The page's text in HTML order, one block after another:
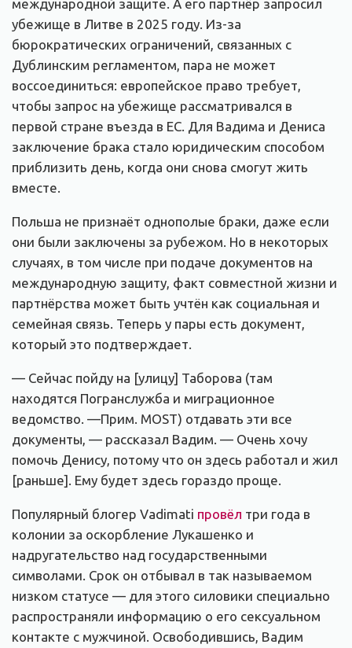
международной защите. А его партнёр запросил
убежище в Литве в 2025 году. Из-за
бюрократических ограничений, связанных с
Дублинским регламентом, пара не может
воссоединиться: европейское право требует,
чтобы запрос на убежище рассматривался в
первой стране въезда в ЕС. Для Вадима и Дениса
заключение брака стало юридическим способом
приблизить день, когда они снова смогут жить
вместе.
Польша не признаёт однополые браки, даже если
они были заключены за рубежом. Но в некоторых
случаях, в том числе при подаче документов на
международную защиту, факт совместной жизни и
партнёрства может быть учтён как социальная и
семейная связь. Теперь у пары есть документ,
который это подтверждает.
— Сейчас пойду на [улицу] Таборова (там
находятся Погранслужба и миграционное
ведомство. —Прим. MOST) отдавать эти все
документы, — рассказал Вадим. — Очень хочу
помочь Денису, потому что он здесь работал и жил
[раньше]. Ему будет здесь гораздо проще.
Популярный блогер Vadimati провёл три года в
колонии за оскорбление Лукашенко и
надругательство над государственными
символами. Срок он отбывал в так называемом
низком статусе — для этого силовики специально
распространяли информацию о его сексуальном
контакте с мужчиной. Освободившись, Вадим